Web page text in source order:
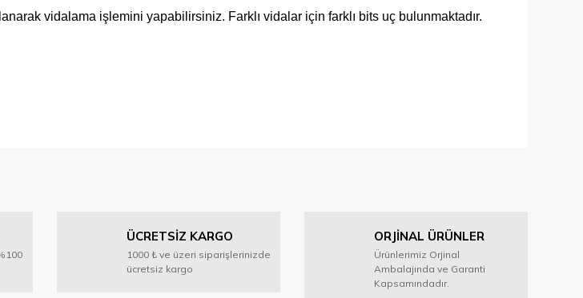
vidalama işlemini yapabilirsiniz. Farklı vidalar için farklı bits uç bulunmaktadır.
ÜCRETSİZ KARGO
1000 ₺ ve üzeri siparişlerinizde
ücretsiz kargo
ORJİNAL ÜRÜNLER
Ürünlerimiz Orjinal
Ambalajında ve Garanti
Kapsamındadır.